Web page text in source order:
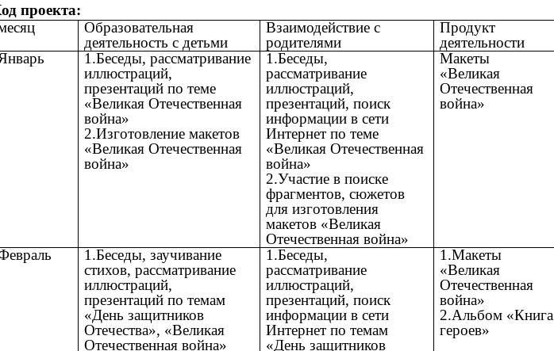
проекта:
Образовательная
деятельность с детьми
Взаимодействие с
родителями
Продукт
деятельности
1.Беседы, рассматривание
иллюстраций,
презентаций по теме
«Великая Отечественная
война»
2.Изготовление макетов
«Великая Отечественная
война»
1.Беседы,
рассматривание
иллюстраций,
презентаций, поиск
информации в сети
Интернет по теме
«Великая Отечественная
война»
2.Участие в поиске
фрагментов, сюжетов
для изготовления
макетов «Великая
Отечественная война»
Макеты
«Великая
Отечественная
война»
1.Беседы, заучивание
стихов, рассматривание
иллюстраций,
презентаций по темам
«День защитников
Отечества», «Великая
Отечественная война»
1.Беседы,
рассматривание
иллюстраций,
презентаций, поиск
информации в сети
Интернет по темам
«День защитников
1.Макеты
«Великая
Отечественная
война»
2.Альбом «Книга
героев»